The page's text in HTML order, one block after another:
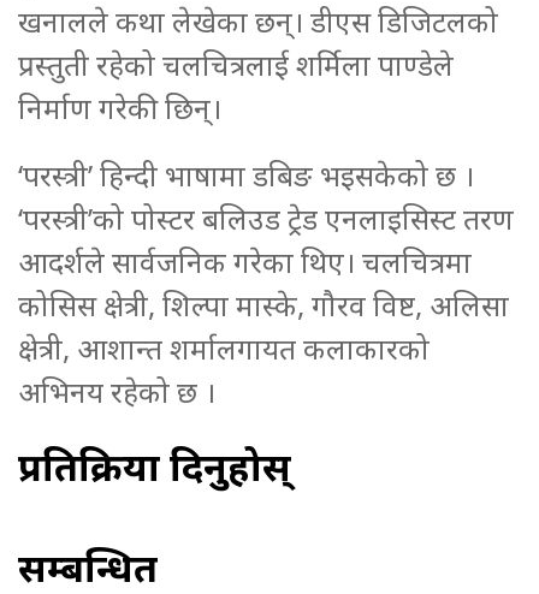
खनालले कथा लेखेका छन्। डीएस डिजिटलको
प्रस्तुती रहेको चलचित्रलाई शर्मिला पाण्डेले
निर्माण गरेकी छिन्।
‘परस्त्री’ हिन्दी भाषामा डबिङ भइसकेको छ ।
‘परस्त्री’को पोस्टर बलिउड ट्रेड एनलाइसिस्ट तरण
आदर्शले सार्वजनिक गरेका थिए। चलचित्रमा
कोसिस क्षेत्री, शिल्पा मास्के, गौरव विष्ट, अलिसा
क्षेत्री, आशान्त शर्मालगायत कलाकारको
अभिनय रहेको छ ।
प्रतिक्रिया दिनुहोस्
सम्बन्धित